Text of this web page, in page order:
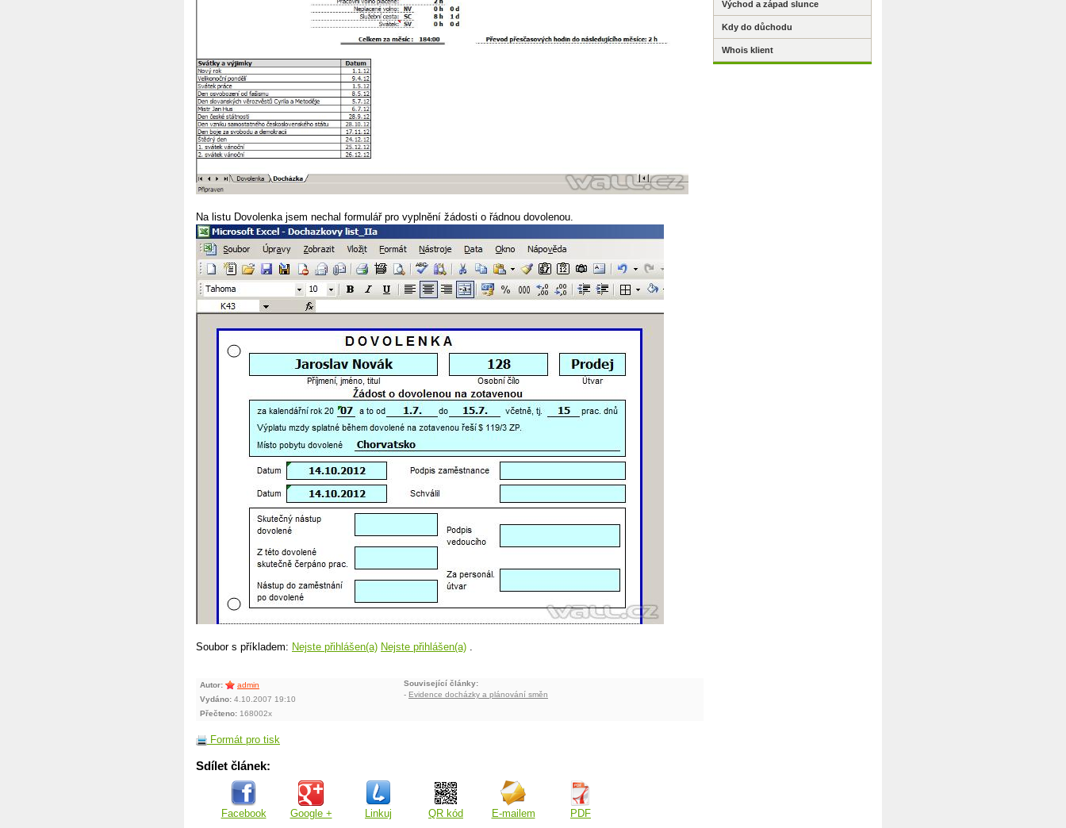
Na listu Dovolenka jsem nechal formulář pro vyplnění žádosti o řádnou dovolenou.
Soubor s příkladem: Nejste přihlášen(a) Nejste přihlášen(a) .
Autor:
admin
Vydáno: 4.10.2007 19:10
Přečteno: 168002x
Související články:
- Evidence docházky a plánování směn
Formát pro tisk
Sdílet článek:
Facebook Google + Linkuj QR kód E-mailem PDF
Východ a západ slunce
Kdy do důchodu
Whois klient